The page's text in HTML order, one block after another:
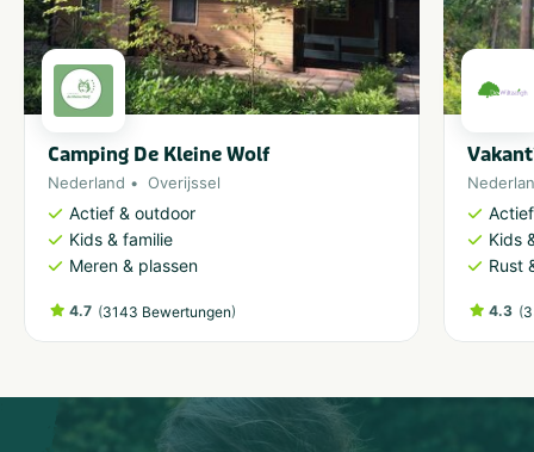
Camping De Kleine Wolf
Nederland Overijssel
Actief & outdoor
Kids & familie
Meren & plassen
4.7 (3143 Bewertungen)
Kids
Rust
4.3 (